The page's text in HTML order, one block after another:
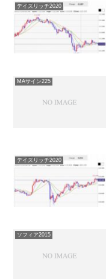
デイズリッチ2020
MAサイン225
デイズリッチ2020
ソフィア2015